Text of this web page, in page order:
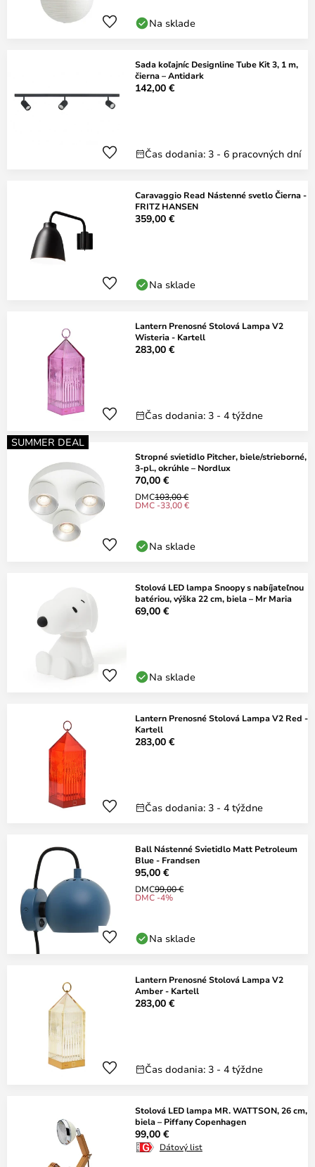
Na sklade
Sada koľajníc Designline Tube Kit 3, 1 m,
čierna – Antidark
142,00 €
Čas dodania: 3 - 6 pracovných dní
Caravaggio Read Nástenné svetlo Čierna -
FRITZ HANSEN
359,00 €
Na sklade
Lantern Prenosné Stolová Lampa V2
Wisteria - Kartell
283,00 €
Čas dodania: 3 - 4 týždne
SUMMER DEAL
Stropné svietidlo Pitcher, biele/strieborné,
3-pl., okrúhle – Nordlux
70,00 €
DMC103,00 €
DMC -33,00 €
Na sklade
Stolová LED lampa Snoopy s nabíjateľnou
batériou, výška 22 cm, biela – Mr Maria
69,00 €
Na sklade
Lantern Prenosné Stolová Lampa V2 Red -
Kartell
283,00 €
Čas dodania: 3 - 4 týždne
Ball Nástenné Svietidlo Matt Petroleum
Blue - Frandsen
95,00 €
DMC99,00 €
DMC -4%
Na sklade
Lantern Prenosné Stolová Lampa V2
Amber - Kartell
283,00 €
Čas dodania: 3 - 4 týždne
Stolová LED lampa MR. WATTSON, 26 cm,
biela – Piffany Copenhagen
99,00 €
Dátový list